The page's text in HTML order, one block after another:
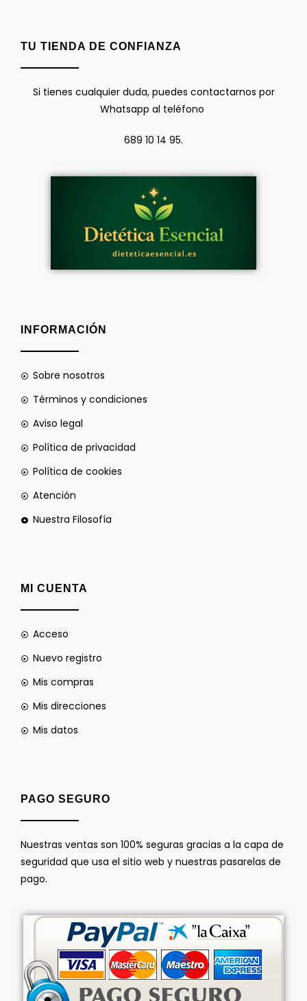
TU TIENDA DE CONFIANZA
Si tienes cualquier duda, puedes contactarnos por
Whatsapp al teléfono
689 10 14 95.
INFORMACIÓN
Sobre nosotros
Términos y condiciones
Aviso legal
Política de privacidad
Política de cookies
Atención
Nuestra Filosofía
MI CUENTA
Acceso
Nuevo registro
Mis compras
Mis direcciones
Mis datos
PAGO SEGURO
Nuestras ventas son 100% seguras gracias a la capa de
seguridad que usa el sitio web y nuestras pasarelas de
pago.